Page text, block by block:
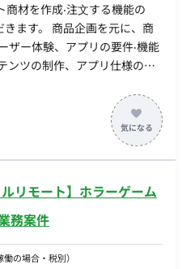
ゲットユーザーとのインタ
、ニーズや課題を明確化しま
様をステークホルダーと議論
ーザーストーリーの定義
理解し、各機能がどのよう
を明確にするユーザースト
ースの洗い出し・ユーザー
ービスを利用して目標を達
・サービ
計し、直感的なナビゲーショ
ます。 ・コンテンツの配
設計を行います。 ▼Figma
を活用し、ワイヤーフレー
材を作成‧注⽂する機能の
を元に、商
ザー体験、アプリの要件‧機能
ンツの制作、アプリ仕様の作
どのチームメンバーと連携し
値を届けるまでの⼀連の体験
ルとマッチした内容をご担当
材（ポストカード、カレンダ
集‧注⽂に関する体験‧機能
テンツ制作 アプリ内LP、バ
リモート】ホラーゲーム
務案件
の場合・税別）